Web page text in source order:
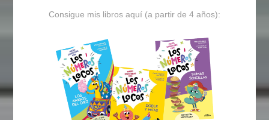
Consigue mis libros aquí (a partir de 4 años):